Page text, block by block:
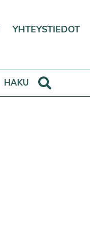
YHTEYSTIEDOT
HAKU